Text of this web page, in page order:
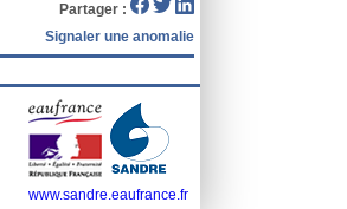
Partager :
Signaler une anomalie
www.sandre.eaufrance.fr